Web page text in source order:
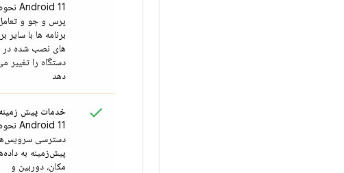
Android 11 نحوه
پرس و جو و
برنامه ها با سایر
های نصب شده در
دستگاه را تغییر
دهد
خدمات پیش زمینه
Android 11 نحوه
دسترسی
پیش‌زمینه به
مکان، دوربین و